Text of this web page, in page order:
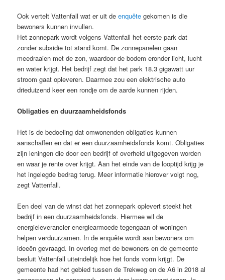
Ook vertelt Vattenfall wat er uit deenquête gekomen is die
bewoners kunnen invullen.
Het zonnepark wordt volgens Vattenfall het eerste park dat
zonder subsidie tot stand komt. De zonnepanelen gaan
meedraaien met de zon, waardoor de bodem eronder licht, lucht
en water krijgt. Het bedrijf zegt dat het park 18.3 gigawatt uur
stroom gaat opleveren. Daarmee zou een elektrische auto
drieduizend keer een rondje om de aarde kunnen rijden.
Obligaties en duurzaamheidsfonds
Het is de bedoeling dat omwonenden obligaties kunnen
aanschaffen en dat er een duurzaamheidsfonds komt. Obligaties
zijn leningen die door een bedrijf of overheid uitgegeven worden
en waar je rente over krijgt. Aan het einde van de looptijd krijg je
het ingelegde bedrag terug. Meer informatie hierover volgt nog,
zegt Vattenfall.
Een deel van de winst dat het zonnepark oplevert steekt het
bedrijf in een duurzaamheidsfonds. Hiermee wil de
energieleverancier energiearmoede tegengaan of woningen
helpen verduurzamen. In de enquête wordt aan bewoners om
ideeën gevraagd. In overleg met de bewoners en de gemeente
besluit Vattenfall uiteindelijk hoe het fonds vorm krijgt. De
gemeente had het gebied tussen de Trekweg en de A6 in 2018 al